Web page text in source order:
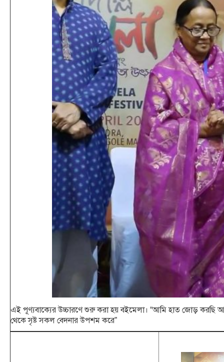
এই পূণ্যবাক্যের উচ্চারণে শুরু করা হয় বইমেলা। “আমি হাত জোড় করছি
থেকে সৃষ্ট সকল বেদনার উপশম করে”